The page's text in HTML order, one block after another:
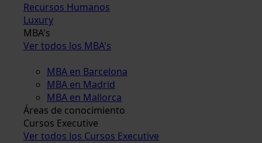
Recursos Humanos
Luxury
MBA's
Ver todos los MBA's
MBA en Barcelona
MBA en Madrid
MBA en Mallorca
Áreas de conocimiento
Cursos Executive
Ver todos los Cursos Executive